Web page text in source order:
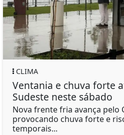
CLIMA
Ventania e chuva forte
Sudeste neste sábado
Nova frente fria avança pelo
provocando chuva forte e risco
temporais...